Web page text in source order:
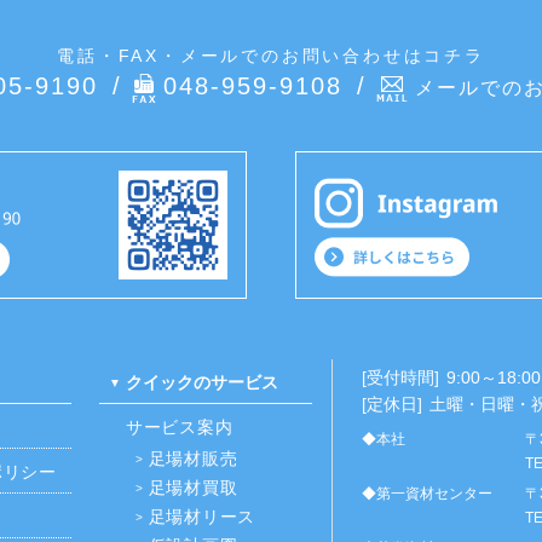
電話・FAX・メールでのお問い合わせはコチラ
9190 048-959-9108 メールでの
シー
クイックのサービス
サービス案内
足場材販売
足場材買取
足場材リース
[受付時間] 9:00～18:00
[定休日] 土曜・日曜・
◆本社
◆第一資材センター